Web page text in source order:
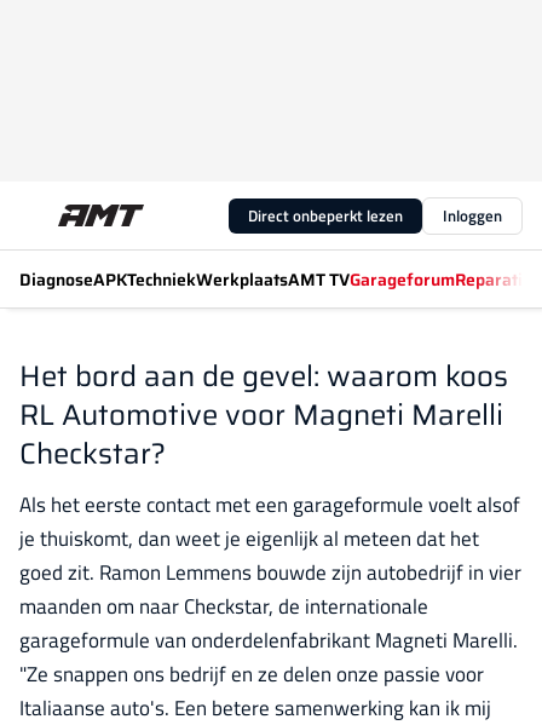
Direct onbeperkt lezen Inloggen
DiagnoseAPKTechniekWerkplaatsAMT TVGarageforum
Het bord aan de gevel: waarom koos
RL Automotive voor Magneti Marelli
Checkstar?
Als het eerste contact met een garageformule voelt alsof
je thuiskomt, dan weet je eigenlijk al meteen dat het
goed zit. Ramon Lemmens bouwde zijn autobedrijf in vier
maanden om naar Checkstar, de internationale
garageformule van onderdelenfabrikant Magneti Marelli.
"Ze snappen ons bedrijf en ze delen onze passie voor
Italiaanse auto's. Een betere samenwerking kan ik mij